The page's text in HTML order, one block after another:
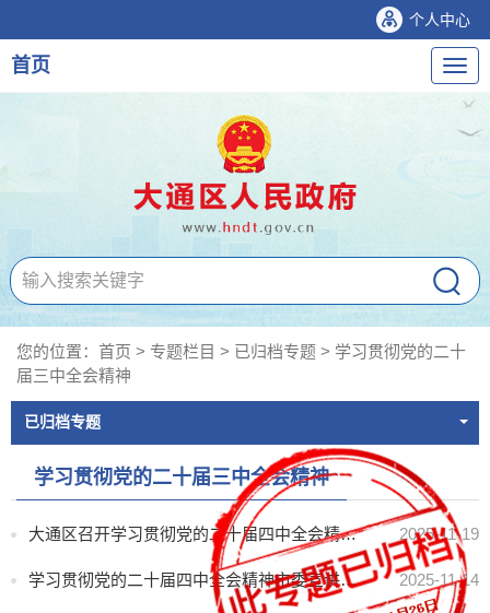
个人中心
导
航
首页
您的位置： 首页 > 专题栏目 > 已归档专题 > 学习贯彻党的二十
届三中全会精神
已归档专题
学习贯彻党的二十届三中全会精神
大通区召开学习贯彻党的二十届四中全会精神区委宣讲团动员会 2025-11-19
学习贯彻党的二十届四中全会精神市委宣讲团报告会在大通区举行 2025-11-14